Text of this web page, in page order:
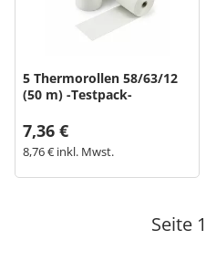
5 Thermorollen 58/63/12
(50 m) -Testpack-
7,36 €
8,76 € inkl. Mwst.
Seite
Bogeti Etiketten
Kartonetiketten
Etikettenspender
Etiketten auf Rolle